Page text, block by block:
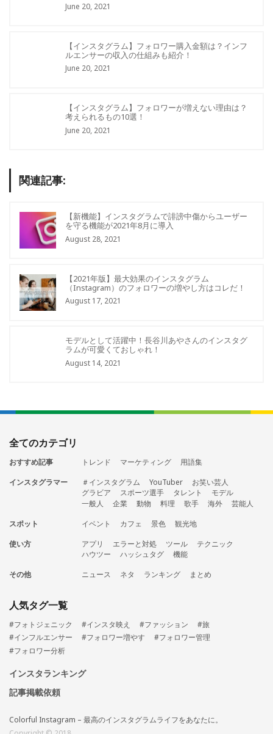
June 20, 2021
【インスタグラム】フォロワー購入金額は？インフ
ルエンサーの収入の仕組みも紹介！
June 20, 2021
【インスタグラム】フォロワーが増えない理由は？
考えられるもの10選！
June 20, 2021
関連記事:
【新機能】インスタグラムで誹謗中傷からユーザー
を守る機能が2021年8月に導入
August 28, 2021
【2021年版】最大効果のインスタグラム
（Instagram）のフォロワーの増やし方はコレだ！
August 17, 2021
モデルとして活躍中！長谷川あやさんのインスタグ
ラムが可愛くておしゃれ！
August 14, 2021
全てのカテゴリ
おすすめ記事 トレンド マーケティング
用語集
インスタグラマー
＃インスタグラム YouTuber
お笑い芸人
グラビア
スポーツ選手 タレント
モデル
一般人
企業 動物 料理 歌手 海外
芸能人
スポット
イベント カフェ 景色
観光地
使い方
アプリ エラーと対処 ツール
テクニック
ハウツー
ハッシュタグ
機能
その他
ニュース ネタ ランキング まとめ
人気タグ一覧
#フォトジェニック #インスタ映え #ファッション
#旅
#インフルエンサー
#フォロワー増やす
#フォロワー管理
#フォロワー分析
インスタランキング
記事掲載依頼
Colorful Instagram – 最高のインスタグラムライフをあなたに。